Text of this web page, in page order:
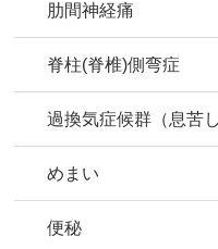
肋間神経痛
脊柱(脊椎)側弯症
過換気症候群（息苦
めまい
便秘